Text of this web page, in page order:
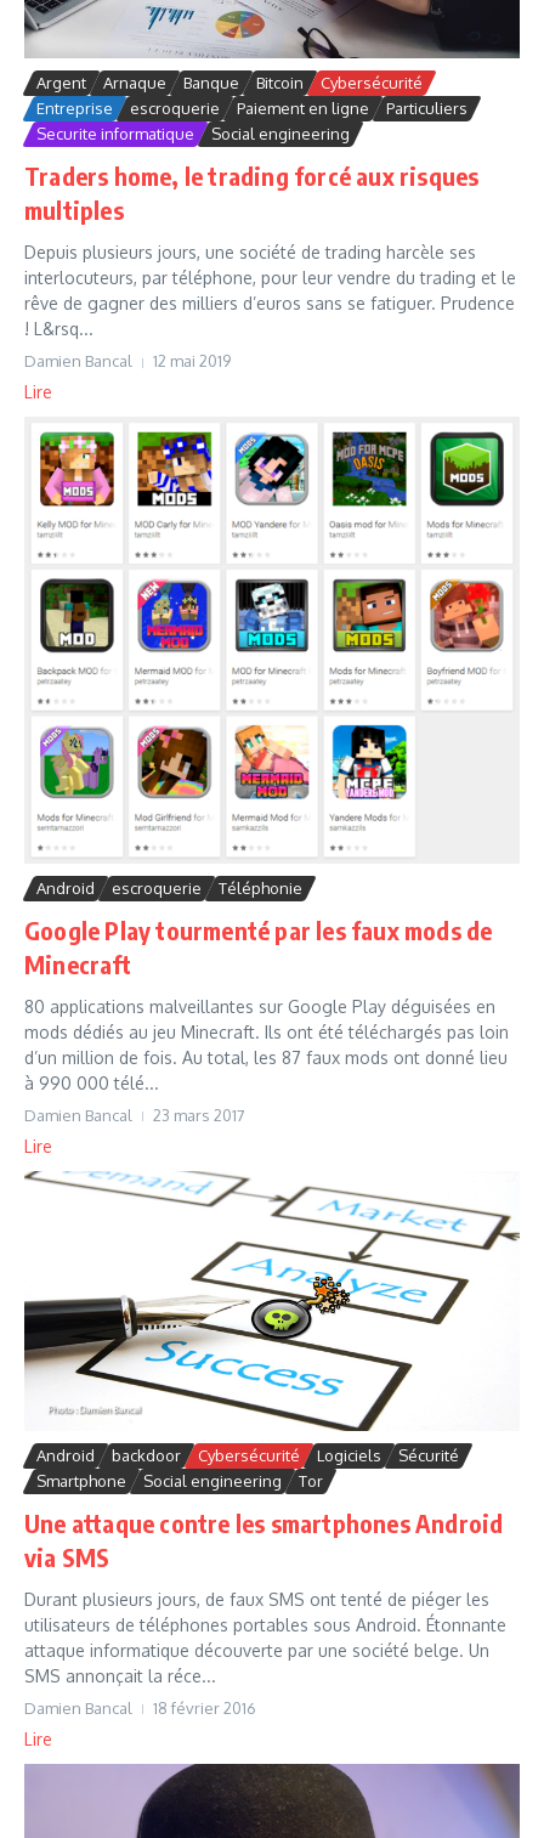
Argent Arnaque Banque Bitcoin
Cybersécurité
Entreprise
escroquerie Paiement en ligne
Particuliers
Securite informatique
Social engineering
Traders home, le trading forcé aux risques
multiples
Depuis plusieurs jours, une société de trading harcèle ses
interlocuteurs, par téléphone, pour leur vendre du trading et le
rêve de gagner des milliers d’euros sans se fatiguer. Prudence
! L&rsq...
Damien Bancal 12 mai 2019
Lire
Android escroquerie Téléphonie
Google Play tourmenté par les faux mods de
Minecraft
80 applications malveillantes sur Google Play déguisées en
mods dédiés au jeu Minecraft. Ils ont été téléchargés pas loin
d’un million de fois. Au total, les 87 faux mods ont donné lieu
à 990 000 télé...
Damien Bancal 23 mars 2017
Lire
Android backdoor Cybersécurité Logiciels
Sécurité
Smartphone
Social engineering Tor
Une attaque contre les smartphones Android
via SMS
Durant plusieurs jours, de faux SMS ont tenté de piéger les
utilisateurs de téléphones portables sous Android. Étonnante
attaque informatique découverte par une société belge. Un
SMS annonçait la réce...
Damien Bancal 18 février 2016
Lire